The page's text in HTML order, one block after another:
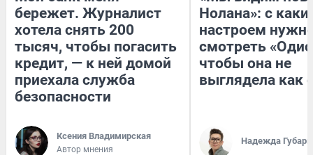
бережет. Журналист
хотела снять 200
тысяч, чтобы погасить
кредит, — к ней домой
приехала служба
безопасности
Ксения Владимирская
Автор мнения
Нолана»: с
настроем
смотреть
чтобы она не
выглядела как
Надежда Губарь